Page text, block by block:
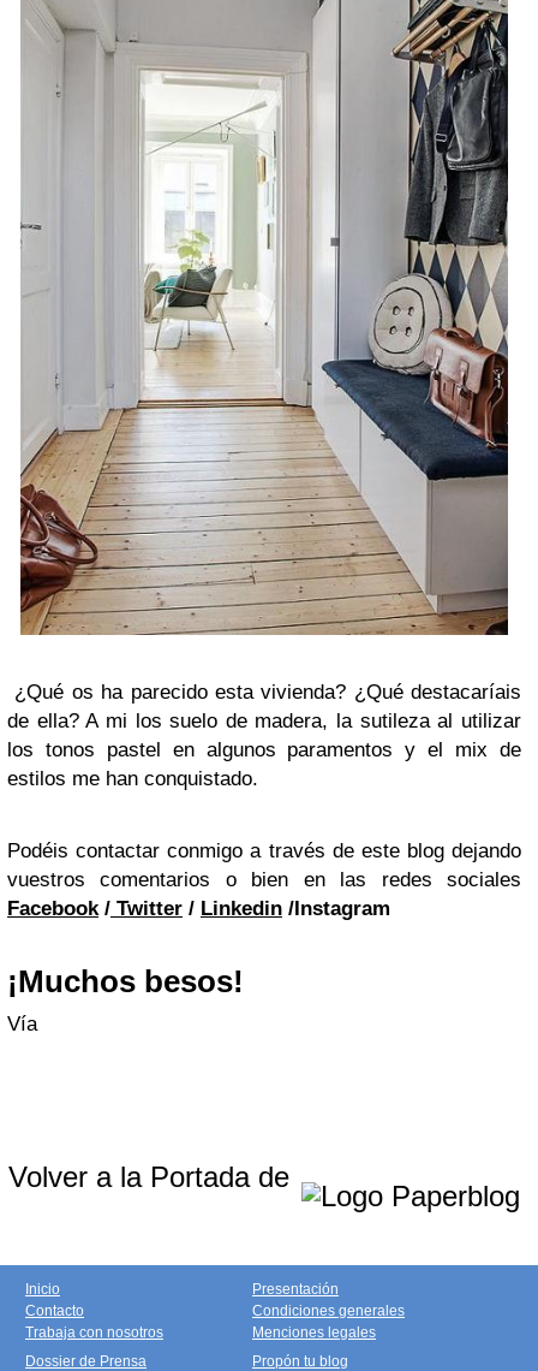
¿Qué os ha parecido esta vivienda? ¿Qué destacaríais
de ella? A mi los suelo de madera, la sutileza al utilizar
los tonos pastel en algunos paramentos y el mix de
estilos me han conquistado.
Podéis contactar conmigo a través de este blog dejando
vuestros comentarios o bien en las redes sociales
Facebook/ Twitter / Linkedin /Instagram
¡Muchos besos!
Vía
Volver a la Portada de
Inicio
Contacto
Trabaja con nosotros
Presentación
Condiciones generales
Menciones legales
Dossier de Prensa
Propón tu blog